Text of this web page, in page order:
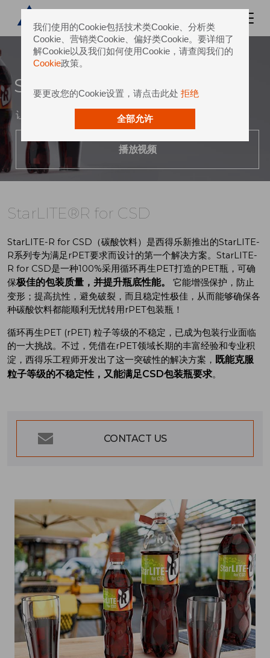
我们使用的Cookie包括技术类Cookie、分析类
Cookie、营销类Cookie、偏好类Cookie。要详细了
解Cookie以及我们如何使用Cookie，请查阅我们的
Cookie政策。
要更改您的Cookie设置，请点击此处 拒绝
全部允许
StarLITE®R for CSD
让100%采用rPET材料的包装瓶也能达到顶级包装质量
播放视频
StarLITE®R for CSD
StarLITE-R for CSD（碳酸饮料）是西得乐新推出的StarLITE-
R系列专为满足rPET要求而设计的第一个解决方案。StarLITE-
R for CSD是一种100%采用循环再生PET打造的PET瓶，可确
保极佳的包装质量，并提升瓶底性能。
它能增强保护，防止
变形；提高抗性，避免破裂，而且稳定性极佳，从而能够确保各
种碳酸饮料都能顺利无忧转用rPET包装瓶！
循环再生PET (rPET) 粒子等级的不稳定，已成为包装行业面临
的一大挑战。不过，凭借在rPET领域长期的丰富经验和专业积
淀，西得乐工程师开发出了这一突破性的解决方案， 既能克服
粒子等级的不稳定性，又能满足CSD包装瓶要求。
CONTACT US